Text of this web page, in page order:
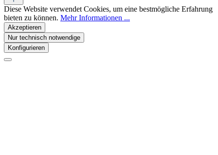
Diese Website verwendet Cookies, um eine bestmögliche Erfahrung
bieten zu können. Mehr Informationen ...
Akzeptieren
Nur technisch notwendige
Konfigurieren